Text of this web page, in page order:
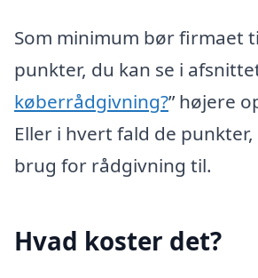
Som minimum bør firmaet
punkter, du kan se i
køberrådgivning?” højere
Eller i hvert fald de
brug for rådgivning til.
Hvad koster det?